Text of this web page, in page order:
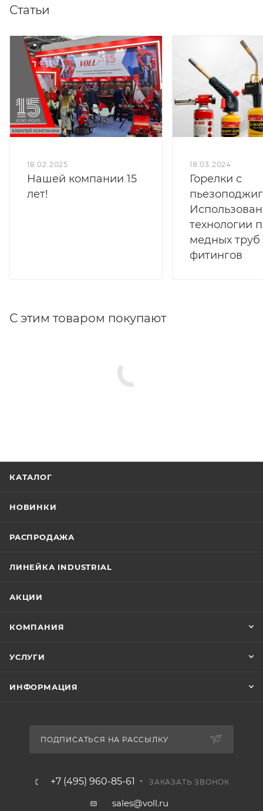
Статьи
18.02.2025
Нашей компании 15
лет!
18.03.2024
Горелки с
технологии
медных труб
фитингов
С этим товаром покупают
КАТАЛОГ
НОВИНКИ
РАСПРОДАЖА
ЛИНЕЙКА INDUSTRIAL
АКЦИИ
КОМПАНИЯ
УСЛУГИ
ИНФОРМАЦИЯ
ПОДПИСАТЬСЯ НА РАССЫЛКУ
+7 (495) 960-85-61 ЗАКАЗАТЬ ЗВОНОК
sales@voll.ru